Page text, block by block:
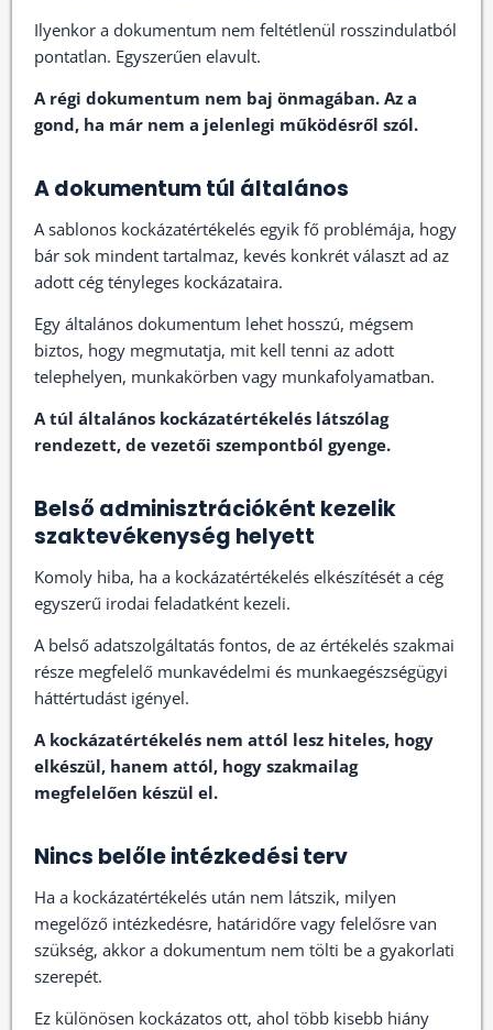
Ilyenkor a dokumentum nem feltétlenül rosszindulatból
pontatlan. Egyszerűen elavult.
A régi dokumentum nem baj önmagában. Az a
gond, ha már nem a jelenlegi működésről szól.
A dokumentum túl általános
A sablonos kockázatértékelés egyik fő problémája, hogy
bár sok mindent tartalmaz, kevés konkrét választ ad az
adott cég tényleges kockázataira.
Egy általános dokumentum lehet hosszú, mégsem
biztos, hogy megmutatja, mit kell tenni az adott
telephelyen, munkakörben vagy munkafolyamatban.
A túl általános kockázatértékelés látszólag
rendezett, de vezetői szempontból gyenge.
Belső adminisztrációként kezelik
szaktevékenység helyett
Komoly hiba, ha a kockázatértékelés elkészítését a cég
egyszerű irodai feladatként kezeli.
A belső adatszolgáltatás fontos, de az értékelés szakmai
része megfelelő munkavédelmi és munkaegészségügyi
háttértudást igényel.
A kockázatértékelés nem attól lesz hiteles, hogy
elkészül, hanem attól, hogy szakmailag
megfelelően készül el.
Nincs belőle intézkedési terv
Ha a kockázatértékelés után nem látszik, milyen
megelőző intézkedésre, határidőre vagy felelősre van
szükség, akkor a dokumentum nem tölti be a gyakorlati
szerepét.
Ez különösen kockázatos ott, ahol több kisebb hiány